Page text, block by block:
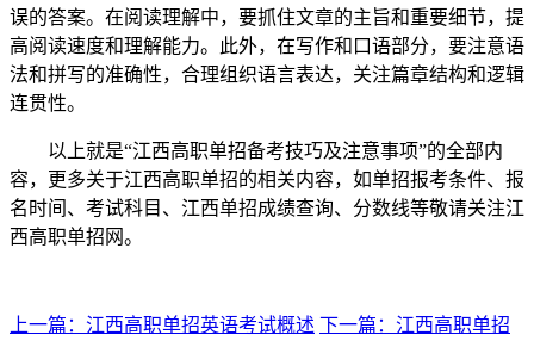
误的答案。在阅读理解中，要抓住文章的主旨和重要细节，提
高阅读速度和理解能力。此外，在写作和口语部分，要注意语
法和拼写的准确性，合理组织语言表达，关注篇章结构和逻辑
连贯性。
以上就是“江西高职单招备考技巧及注意事项”的全部内
容，更多关于江西高职单招的相关内容，如单招报考条件、报
名时间、考试科目、江西单招成绩查询、分数线等敬请关注江
西高职单招网。
上一篇：江西高职单招英语考试概述 下一篇：江西高职单招